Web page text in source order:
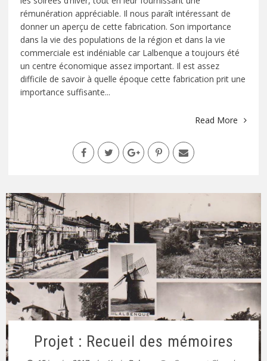
rémunération appréciable. Il nous paraît intéressant de
donner un aperçu de cette fabrication. Son importance
dans la vie des populations de la région et dans la vie
commerciale est indéniable car Lalbenque a toujours été
un centre économique assez important. Il est assez
difficile de savoir à quelle époque cette fabrication prit une
importance suffisante...
Read More
Projet : Recueil des mémoires